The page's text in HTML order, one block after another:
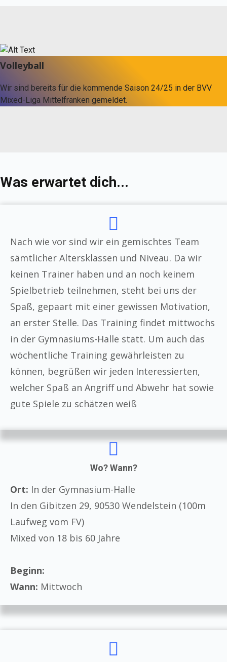
Volleyball
Wir sind bereits für die kommende Saison 24/25 in der BVV
Mixed-Liga Mittelfranken gemeldet.
Was erwartet dich...
Nach wie vor sind wir ein gemischtes Team
sämtlicher Altersklassen und Niveau. Da wir
keinen Trainer haben und an noch keinem
Spielbetrieb teilnehmen, steht bei uns der
Spaß, gepaart mit einer gewissen Motivation,
an erster Stelle. Das Training findet mittwochs
in der Gymnasiums-Halle statt. Um auch das
wöchentliche Training gewährleisten zu
können, begrüßen wir jeden Interessierten,
welcher Spaß an Angriff und Abwehr hat sowie
gute Spiele zu schätzen weiß
Wo? Wann?
Ort: In der Gymnasium-Halle
In den Gibitzen 29, 90530 Wendelstein (100m
Laufweg vom FV)
Mixed von 18 bis 60 Jahre
Beginn:
Wann: Mittwoch